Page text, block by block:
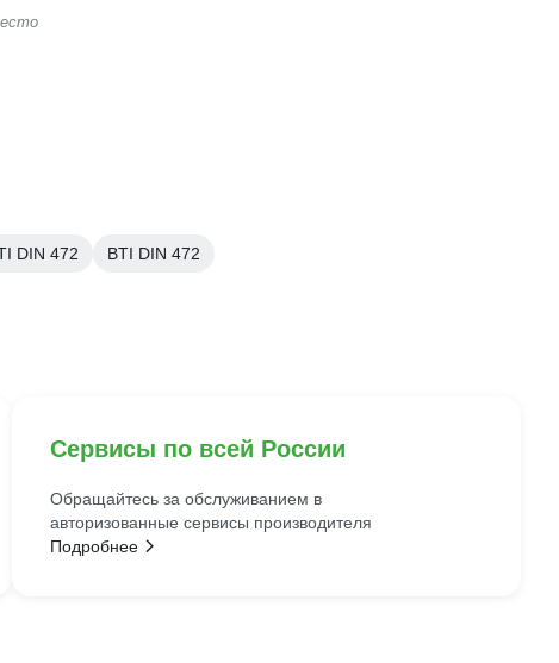
DIN 472 BTI DIN 472
Сервисы по всей России
Обращайтесь за обслуживанием в
авторизованные сервисы производителя
Подробнее